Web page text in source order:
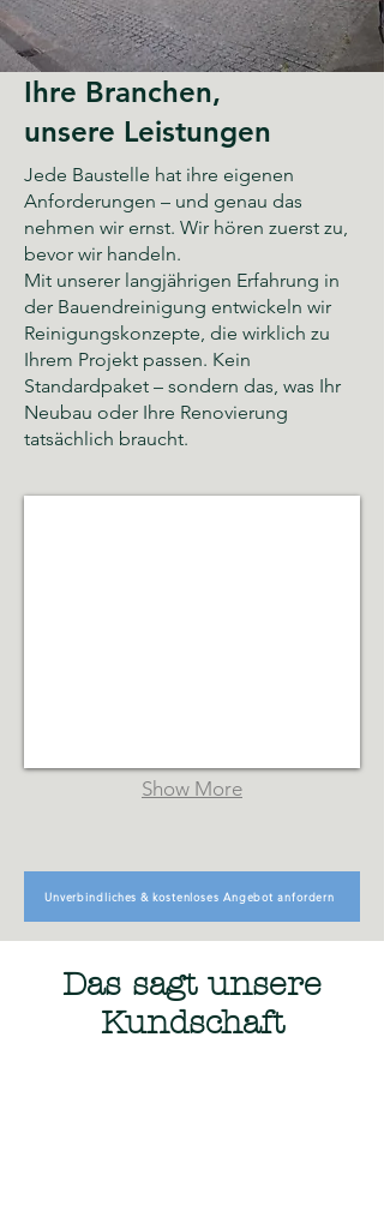
Ihre Branchen,
unsere Leistungen
Jede Baustelle hat ihre eigenen
Anforderungen – und genau das
nehmen wir ernst. Wir hören zuerst zu,
bevor wir handeln.
Mit unserer langjährigen Erfahrung in
der Bauendreinigung entwickeln wir
Reinigungskonzepte, die wirklich zu
Ihrem Projekt passen. Kein
Standardpaket – sondern das, was Ihr
Neubau oder Ihre Renovierung
tatsächlich braucht.
Show More
Unverbindliches & kostenloses Angebot anfordern
Das sagt unsere
Kundschaft